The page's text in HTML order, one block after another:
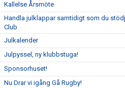
Kallelse Årsmöte
Handla julklappar samtidigt som du
Club
Julkalender
Julpyssel, ny klubbstuga!
Sponsorhuset!
Nu Drar vi igång Gå Rugby!